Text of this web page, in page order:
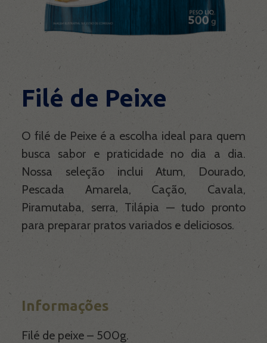
Filé de Peixe
O filé de Peixe é a escolha ideal para quem
busca sabor e praticidade no dia a dia.
Nossa seleção inclui Atum, Dourado,
Pescada Amarela, Cação, Cavala,
Piramutaba, serra, Tilápia — tudo pronto
para preparar pratos variados e deliciosos.
Informações
Filé de peixe – 500g.